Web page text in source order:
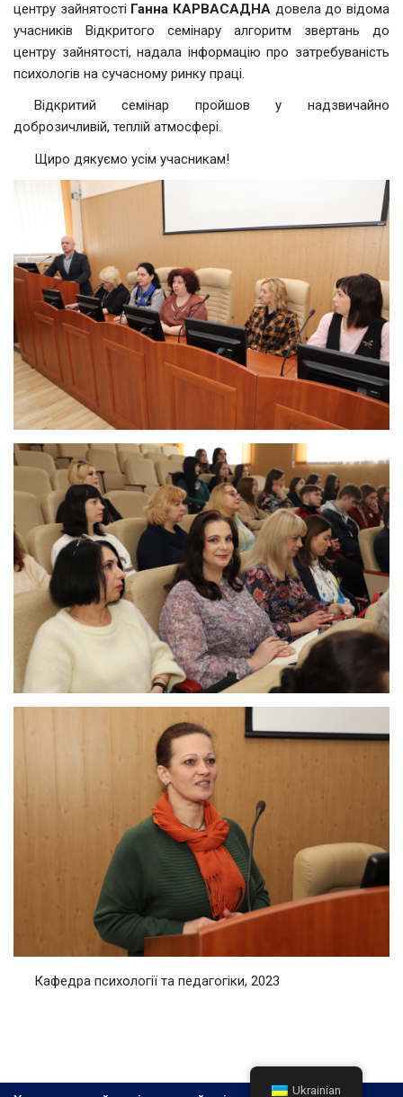
центру зайнятості Ганна КАРВАСАДНА довела до відома
учасників Відкритого семінару алгоритм звертань до
центру зайнятості, надала інформацію про затребуваність
психологів на сучасному ринку праці.
Відкритий семінар пройшов у надзвичайно
доброзичливій, теплій атмосфері.
Щиро дякуємо усім учасникам!
Кафедра психології та педагогіки, 2023
Ukrainian